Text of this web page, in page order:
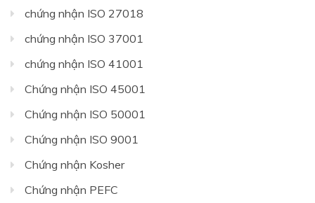
chứng nhận ISO 27018
chứng nhận ISO 37001
chứng nhận ISO 41001
Chứng nhận ISO 45001
Chứng nhận ISO 50001
Chứng nhận ISO 9001
Chứng nhận Kosher
Chứng nhận PEFC